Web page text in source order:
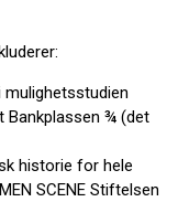
mulighetsstudien
Bankplassen ¾ (det
historie for hele
SCENE Stiftelsen